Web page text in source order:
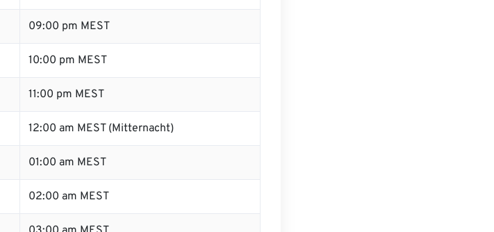
09:00 pm MEST
10:00 pm MEST
11:00 pm MEST
12:00 am MEST (Mitternacht)
01:00 am MEST
02:00 am MEST